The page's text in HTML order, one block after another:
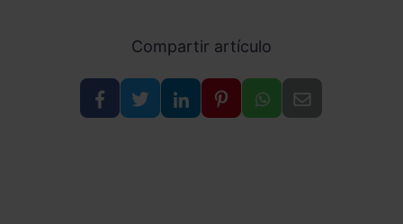
Compartir artículo